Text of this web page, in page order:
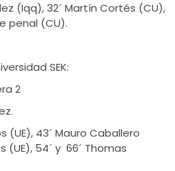
(Iqq), 32´ Martín Cortés (CU),
penal (CU).
SEK:
2
(UE), 43´ Mauro Caballero
(UE), 54´ y 66´ Thomas